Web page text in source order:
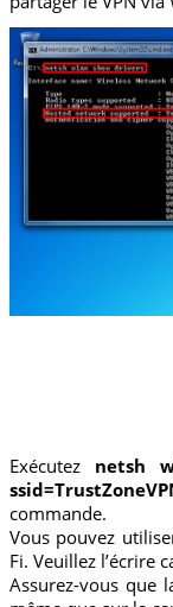
Exécutez netsh
commande.
Vous pouvez
Fi. Veuillez l’écrire
Assurez-vous que